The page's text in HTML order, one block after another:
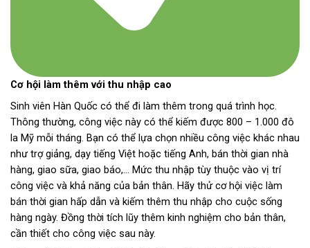
Cơ hội làm thêm với thu nhập cao
Sinh viên Hàn Quốc có thể đi làm thêm trong quá trình học.
Thông thường, công việc này có thể kiếm được 800 – 1.000 đô
la Mỹ mỗi tháng. Bạn có thể lựa chọn nhiều công việc khác nhau
như trợ giảng, dạy tiếng Việt hoặc tiếng Anh, bán thời gian nhà
hàng, giao sữa, giao báo,… Mức thu nhập tùy thuộc vào vị trí
công việc và khả năng của bản thân. Hãy thử cơ hội việc làm
bán thời gian hấp dẫn và kiếm thêm thu nhập cho cuộc sống
hàng ngày. Đồng thời tích lũy thêm kinh nghiệm cho bản thân,
cần thiết cho công việc sau này.